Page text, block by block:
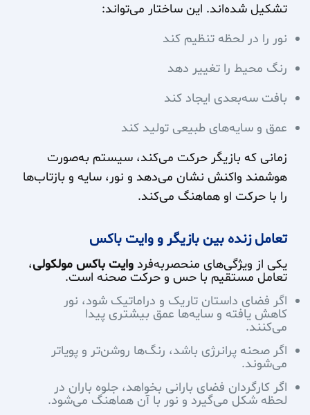
تشکیل شده‌اند. این ساختار می‌تواند:
نور را در لحظه تنظیم کند
رنگ محیط را تغییر دهد
بافت سه‌بعدی ایجاد کند
عمق و سایه‌های طبیعی تولید کند
زمانی که بازیگر حرکت می‌کند، سیستم به‌صورت
هوشمند واکنش نشان می‌دهد و نور، سایه و بازتاب‌ها
را با حرکت او هماهنگ می‌کند.
تعامل زنده بین بازیگر و وایت باکس
یکی از ویژگی‌های منحصربه‌فرد وایت باکس مولکولی،
تعامل مستقیم با حس و حرکت صحنه است.
اگر فضای داستان تاریک و دراماتیک شود، نور
کاهش یافته و سایه‌ها عمق بیشتری پیدا
می‌کنند.
اگر صحنه پرانرژی باشد، رنگ‌ها روشن‌تر و پویا‌تر
می‌شوند.
اگر کارگردان فضای بارانی بخواهد، جلوه باران در
لحظه شکل می‌گیرد و نور با آن هماهنگ می‌شود.